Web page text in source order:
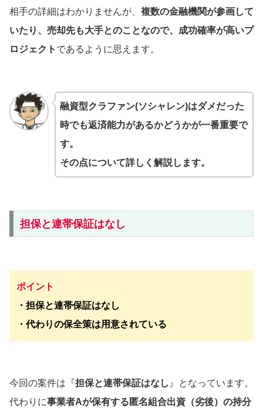
相手の詳細はわかりませんが、 複数の金融機関が参画して
いたり、売却先も大手とのことなので、成功確率が高いプ
ロジェクト であるように思えます。
融資型クラファン(ソシャレン)はダメだった
時でも返済能力があるかどうかが一番重要で
す。
その点について詳しく解説します。
担保と連帯保証はなし
ポイント
・ 担保と連帯保証はなし
・代わりの保全策は用意されている
今回の案件は『担保と連帯保証はなし 』となっています。
代わりに事業者Aが保有する匿名組合出資（劣後）の持分